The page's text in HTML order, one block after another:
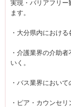
実現・バリアフリー
ます。
・大分県内における
・介護業界の介助
いく。
・バス業界におい
・ピア・カウンセリ